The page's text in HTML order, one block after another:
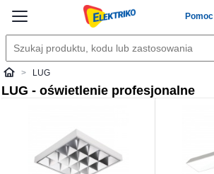
Pomoc
ElektrikoLUG
LUG - oświetlenie profesjonalne